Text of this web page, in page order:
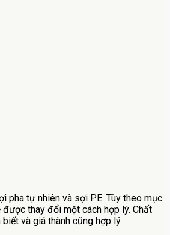
pha tự nhiên và sợi PE. Tùy theo mục
thay đổi một cách hợp lý. Chất
và giá thành cũng hợp lý.